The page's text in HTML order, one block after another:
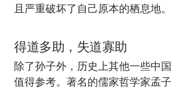
且严重破坏了自己原本的栖息地
得道多助，失道寡助
除了孙子外，历史上其他一些中
值得参考。著名的儒家哲学家孟